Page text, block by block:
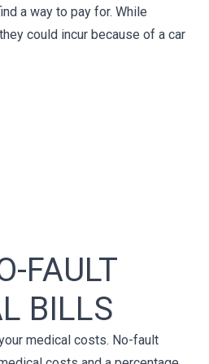
a way to pay for. While
could incur because of a car
FAULT
BILLS
medical costs. No-fault